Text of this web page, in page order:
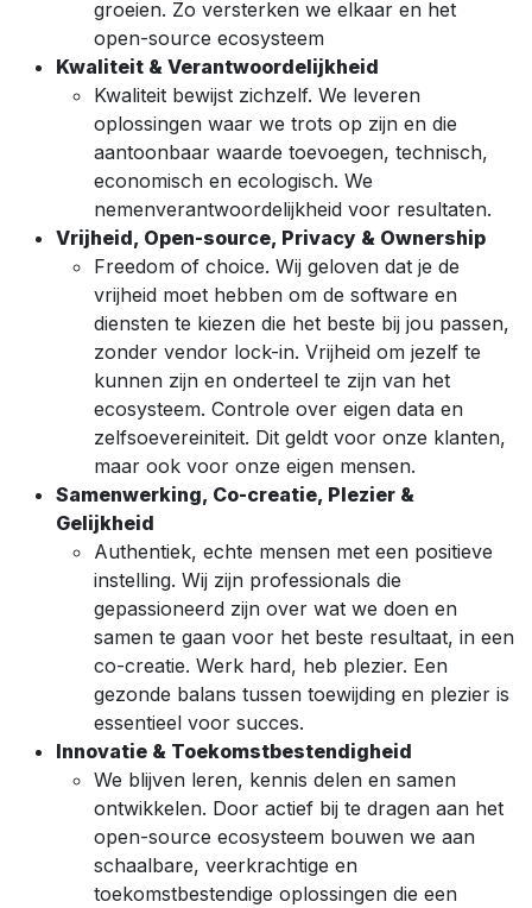
groeien. Zo versterken we elkaar en het
open-source ecosysteem
Kwaliteit & Verantwoordelijkheid
Kwaliteit bewijst zichzelf. We leveren
oplossingen waar we trots op zijn en die
aantoonbaar waarde toevoegen, technisch,
economisch en ecologisch. We
nemenverantwoordelijkheid voor resultaten.
Vrijheid, Open-source, Privacy & Ownership
Freedom of choice. Wij geloven dat je de
vrijheid moet hebben om de software en
diensten te kiezen die het beste bij jou passen,
zonder vendor lock-in. Vrijheid om jezelf te
kunnen zijn en onderteel te zijn van het
ecosysteem. Controle over eigen data en
zelfsoevereiniteit. Dit geldt voor onze klanten,
maar ook voor onze eigen mensen.
Samenwerking, Co-creatie, Plezier &
Gelijkheid
Authentiek, echte mensen met een positieve
instelling. Wij zijn professionals die
gepassioneerd zijn over wat we doen en
samen te gaan voor het beste resultaat, in een
co-creatie. Werk hard, heb plezier. Een
gezonde balans tussen toewijding en plezier is
essentieel voor succes.
Innovatie & Toekomstbestendigheid
We blijven leren, kennis delen en samen
ontwikkelen. Door actief bij te dragen aan het
open-source ecosysteem bouwen we aan
schaalbare, veerkrachtige en
toekomstbestendige oplossingen die een